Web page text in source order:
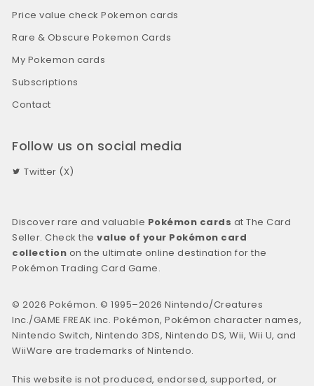
Price value check Pokemon cards
Rare & Obscure Pokemon Cards
My Pokemon cards
Subscriptions
Contact
Follow us on social media
Twitter (X)
Discover rare and valuable Pokémon cards at The Card
Seller. Check thevalue of your Pokémon card
collection on the ultimate online destination for the
Pokémon Trading Card Game.
© 2026 Pokémon. © 1995–2026 Nintendo/Creatures
Inc./GAME FREAK inc. Pokémon, Pokémon character names,
Nintendo Switch, Nintendo 3DS, Nintendo DS, Wii, Wii U, and
WiiWare are trademarks of Nintendo.
This website is not produced, endorsed, supported, or